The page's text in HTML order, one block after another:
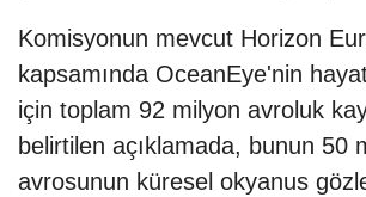
Komisyonun mevcut Horizon
kapsamında OceanEye'nin
için toplam 92 milyon avroluk
belirtilen açıklamada, bunun 50
avrosunun küresel okyanus